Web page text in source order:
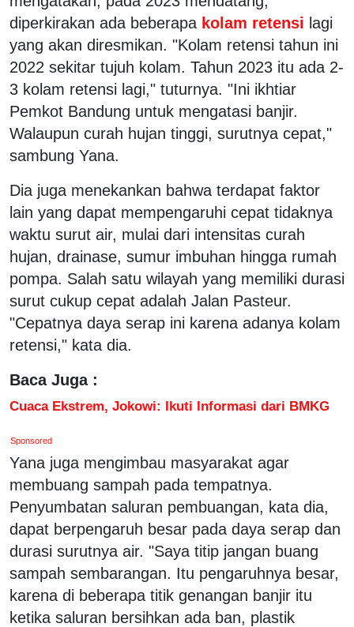
diperkirakan ada beberapa kolam retensi lagi
yang akan diresmikan. "Kolam retensi tahun ini
2022 sekitar tujuh kolam. Tahun 2023 itu ada 2-
3 kolam retensi lagi," tuturnya. "Ini ikhtiar
Pemkot Bandung untuk mengatasi banjir.
Walaupun curah hujan tinggi, surutnya cepat,"
sambung Yana.
Dia juga menekankan bahwa terdapat faktor
lain yang dapat mempengaruhi cepat tidaknya
waktu surut air, mulai dari intensitas curah
hujan, drainase, sumur imbuhan hingga rumah
pompa. Salah satu wilayah yang memiliki durasi
surut cukup cepat adalah Jalan Pasteur.
"Cepatnya daya serap ini karena adanya kolam
retensi," kata dia.
Baca Juga :
Cuaca Ekstrem, Jokowi: Ikuti Informasi dari BMKG
Sponsored
Yana juga mengimbau masyarakat agar
membuang sampah pada tempatnya.
Penyumbatan saluran pembuangan, kata dia,
dapat berpengaruh besar pada daya serap dan
durasi surutnya air. "Saya titip jangan buang
sampah sembarangan. Itu pengaruhnya besar,
karena di beberapa titik genangan banjir itu
ketika saluran bersihkan ada ban, plastik